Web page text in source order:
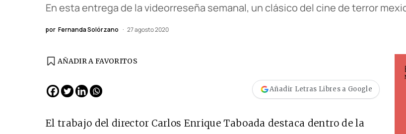
En esta entrega de la videorreseña semanal, un clásico del cine de terror
por Fernanda Solórzano 27 agosto 2020
AÑADIR A FAVORITOS
Añadir Letras Libres a Google
El trabajo del director Carlos Enrique Taboada destaca dentro de la